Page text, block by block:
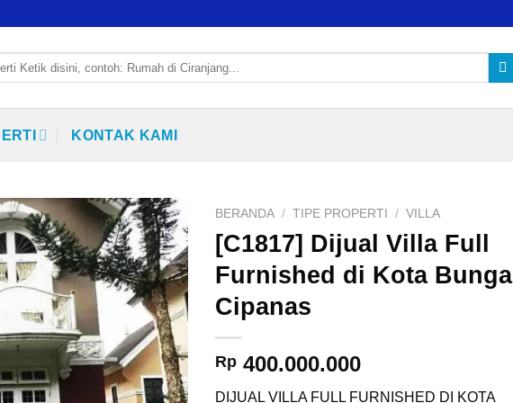
KONTAK KAMI
BERANDA / TIPE PROPERTI / VILLA
[C1817] Dijual Villa Full
Furnished di Kota Bunga
Cipanas
Rp 400.000.000
DIJUAL VILLA FULL FURNISHED DI KOTA